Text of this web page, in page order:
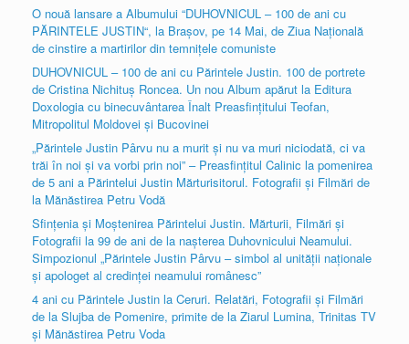
O nouă lansare a Albumului “DUHOVNICUL – 100 de ani cu
PĂRINTELE JUSTIN“, la Brașov, pe 14 Mai, de Ziua Națională
de cinstire a martirilor din temnițele comuniste
DUHOVNICUL – 100 de ani cu Părintele Justin. 100 de portrete
de Cristina Nichituș Roncea. Un nou Album apărut la Editura
Doxologia cu binecuvântarea Înalt Preasfințitului Teofan,
Mitropolitul Moldovei și Bucovinei
„Părintele Justin Pârvu nu a murit şi nu va muri niciodată, ci va
trăi în noi şi va vorbi prin noi” – Preasfințitul Calinic la pomenirea
de 5 ani a Părintelui Justin Mărturisitorul. Fotografii și Filmări de
la Mănăstirea Petru Vodă
Sfințenia și Moștenirea Părintelui Justin. Mărturii, Filmări și
Fotografii la 99 de ani de la nașterea Duhovnicului Neamului.
Simpozionul „Părintele Justin Pârvu – simbol al unității naționale
și apologet al credinței neamului românesc”
4 ani cu Părintele Justin la Ceruri. Relatări, Fotografii şi Filmări
de la Slujba de Pomenire, primite de la Ziarul Lumina, Trinitas TV
şi Mănăstirea Petru Voda